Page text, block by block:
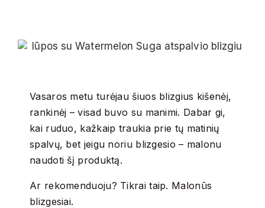
Vasaros metu turėjau šiuos blizgius kišenėj,
rankinėj – visad buvo su manimi. Dabar gi,
kai ruduo, kažkaip traukia prie tų matinių
spalvų, bet jeigu noriu blizgesio – malonu
naudoti šį produktą.
Ar rekomenduoju? Tikrai taip. Malonūs
blizgesiai.